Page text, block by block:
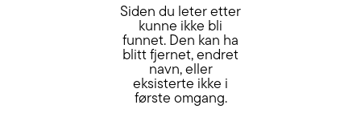
Siden du leter etter
kunne ikke bli
funnet. Den kan ha
blitt fjernet, endret
navn, eller
eksisterte ikke i
første omgang.